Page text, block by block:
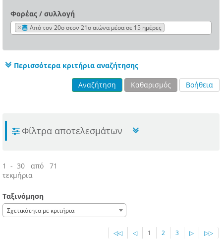
Φορέας / συλλογή
× Από τον 20ο στον 21ο αιώνα μέσα σε 15 ημέρες
Περισσότερα κριτήρια αναζήτησης
Αναζήτηση Καθαρισμός Βοήθεια
Φίλτρα αποτελεσμάτων
1 - 30 από 71
τεκμήρια
Ταξινόμηση
Σχετικότητα με κριτήρια
◁◁ ◁ 1 2 3 ▷ ▷▷